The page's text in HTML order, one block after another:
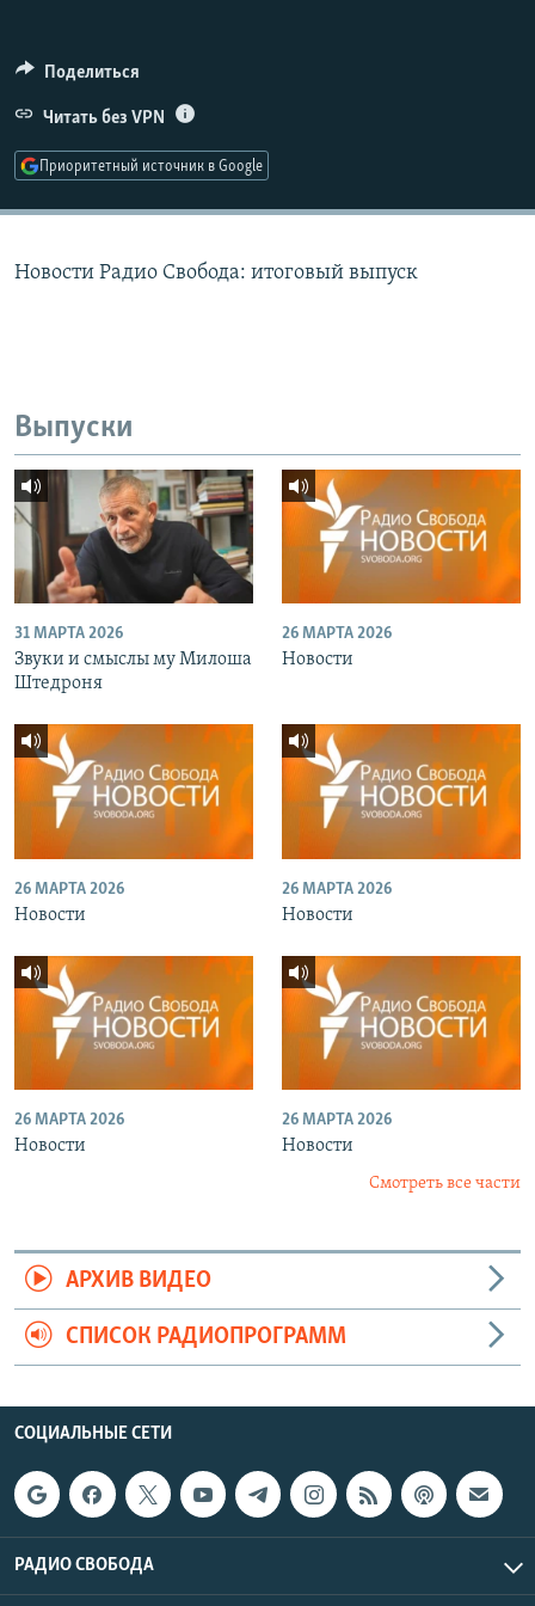
ПОДПИШИТЕСЬ НА РАССЫЛКУ
СОЦИАЛЬНЫЕ СЕТИ
Поделиться
Читать без VPN
Приоритетный источник в Google
Новости Радио Свобода: итоговый выпуск
Выпуски
31 МАРТА 2026
Звуки и смыслы му Милоша
Штедроня
26 МАРТА 2026
Новости
26 МАРТА 2026
Новости
26 МАРТА 2026
Новости
26 МАРТА 2026
Новости
26 МАРТА 2026
Новости
Смотреть все части
АРХИВ ВИДЕО
СПИСОК РАДИОПРОГРАММ
СОЦИАЛЬНЫЕ СЕТИ
РАДИО СВОБОДА